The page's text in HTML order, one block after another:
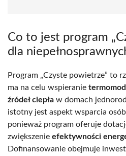
Co to jest program
dla
Program „Czyste powietrze” to
ma na celu wspieranie
źródeł ciepła w domach
istotny jest aspekt wsparcia
ponieważ program oferuje
zwiększenie efektywności
Dofinansowanie obejmuje